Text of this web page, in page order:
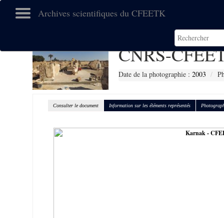
Archives scientifiques du CFEETK
CNRS-
Date de la photographie : 2003
Consulter le document Information sur les éléments représentés